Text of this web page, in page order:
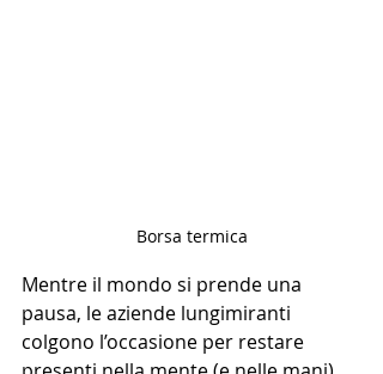
Borsa termica
Mentre il mondo si prende una
pausa, le aziende lungimiranti
colgono l’occasione per restare